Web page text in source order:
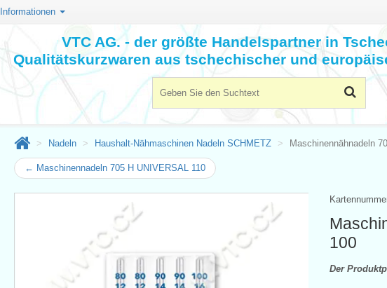
Informationen
VTC AG. - der größte Handelspartner in
Qualitätskurzwaren aus tschechischer und
Nadeln Haushalt-Nähmaschinen Nadeln SCHMETZ Maschinennähnadeln
← Maschinennadeln 705 H UNIVERSAL 110
100
Der